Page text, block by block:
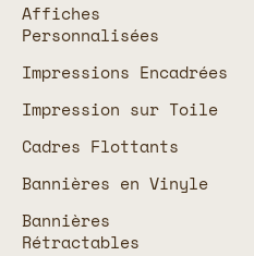
Affiches
Personnalisées
Impressions Encadrées
Impression sur Toile
Cadres Flottants
Bannières en Vinyle
Bannières
Rétractables